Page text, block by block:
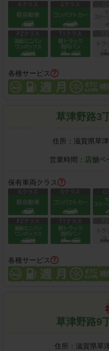
各種サービス
草津野路3
住所： 滋賀県草
営業時間： 店舗
保有車両クラス
各種サービス
草津野路9
住所： 滋賀県草